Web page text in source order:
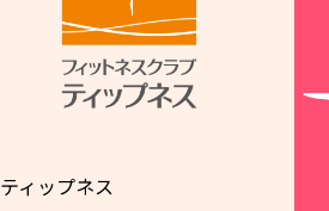
ティップネス